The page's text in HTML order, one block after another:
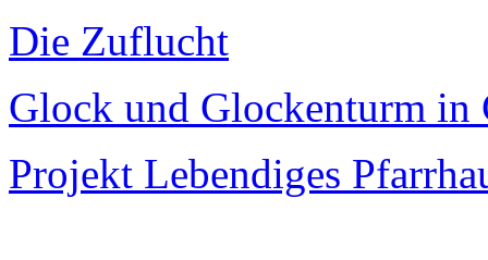
Die Zuflucht
Glock und Glockenturm in
Projekt Lebendiges